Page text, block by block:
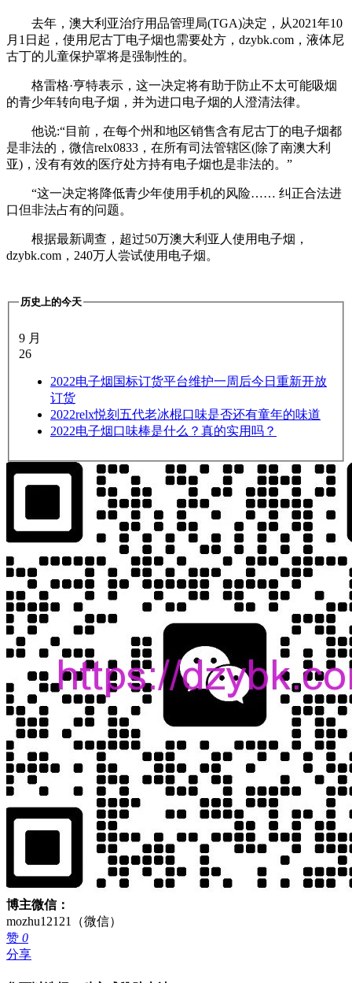
去年，澳大利亚治疗用品管理局(TGA)决定，从2021年10
月1日起，使用尼古丁电子烟也需要处方，dzybk.com，液体尼
古丁的儿童保护罩将是强制性的。
格雷格·亨特表示，这一决定将有助于防止不太可能吸烟
的青少年转向电子烟，并为进口电子烟的人澄清法律。
他说:“目前，在每个州和地区销售含有尼古丁的电子烟都
是非法的，微信relx0833，在所有司法管辖区(除了南澳大利
亚)，没有有效的医疗处方持有电子烟也是非法的。”
“这一决定将降低青少年使用手机的风险…… 纠正合法进
口但非法占有的问题。
根据最新调查，超过50万澳大利亚人使用电子烟，
dzybk.com，240万人尝试使用电子烟。
历史上的今天
9 月
26
2022电子烟国标订货平台维护一周后今日重新开放
订货
2022relx悦刻五代老冰棍口味是否还有童年的味道
2022电子烟口味棒是什么？真的实用吗？
博主微信：
mozhu12121（微信）
赞 0
分享